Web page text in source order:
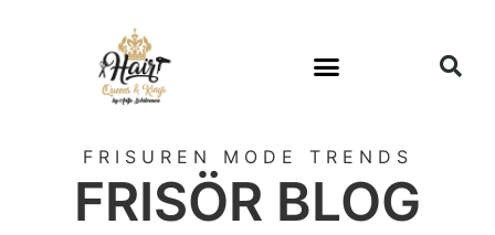
FRISUREN MODE TRENDS
FRISÖR BLOG